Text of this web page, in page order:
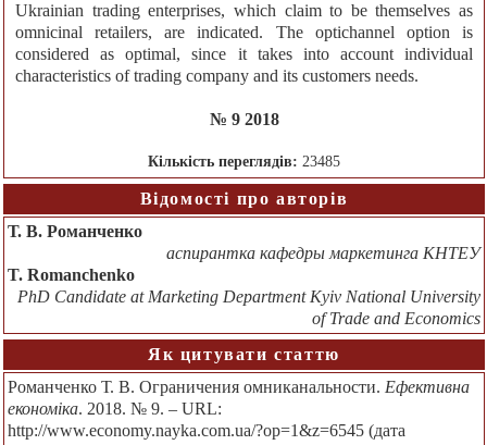
Ukrainian trading enterprises, which claim to be themselves as
omnicinal retailers, are indicated. The optichannel option is
considered as optimal, since it takes into account individual
characteristics of trading company and its customers needs.
№ 9 2018
Кількість переглядів: 23485
Відомості про авторів
Т. В. Романченко
аспирантка кафедры маркетинга КНТЕУ
T. Romanchenko
PhD Candidate at Marketing Department Kyiv National University
of Trade and Economics
Як цитувати статтю
Романченко Т. В. Ограничения омниканальности. Ефективна
економіка. 2018. № 9. – URL:
http://www.economy.nayka.com.ua/?op=1&z=6545 (дата